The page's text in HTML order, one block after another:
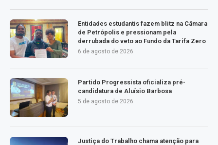
Entidades estudantis fazem blitz na Câmara
de Petrópolis e pressionam pela
derrubada do veto ao Fundo da Tarifa Zero
6 de agosto de 2026
Partido Progressista oficializa pré-
candidatura de Aluísio Barbosa
5 de agosto de 2026
Justiça do Trabalho chama atenção para